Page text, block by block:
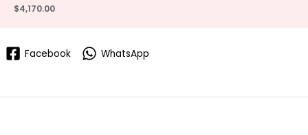
$4,170.00
Facebook WhatsApp